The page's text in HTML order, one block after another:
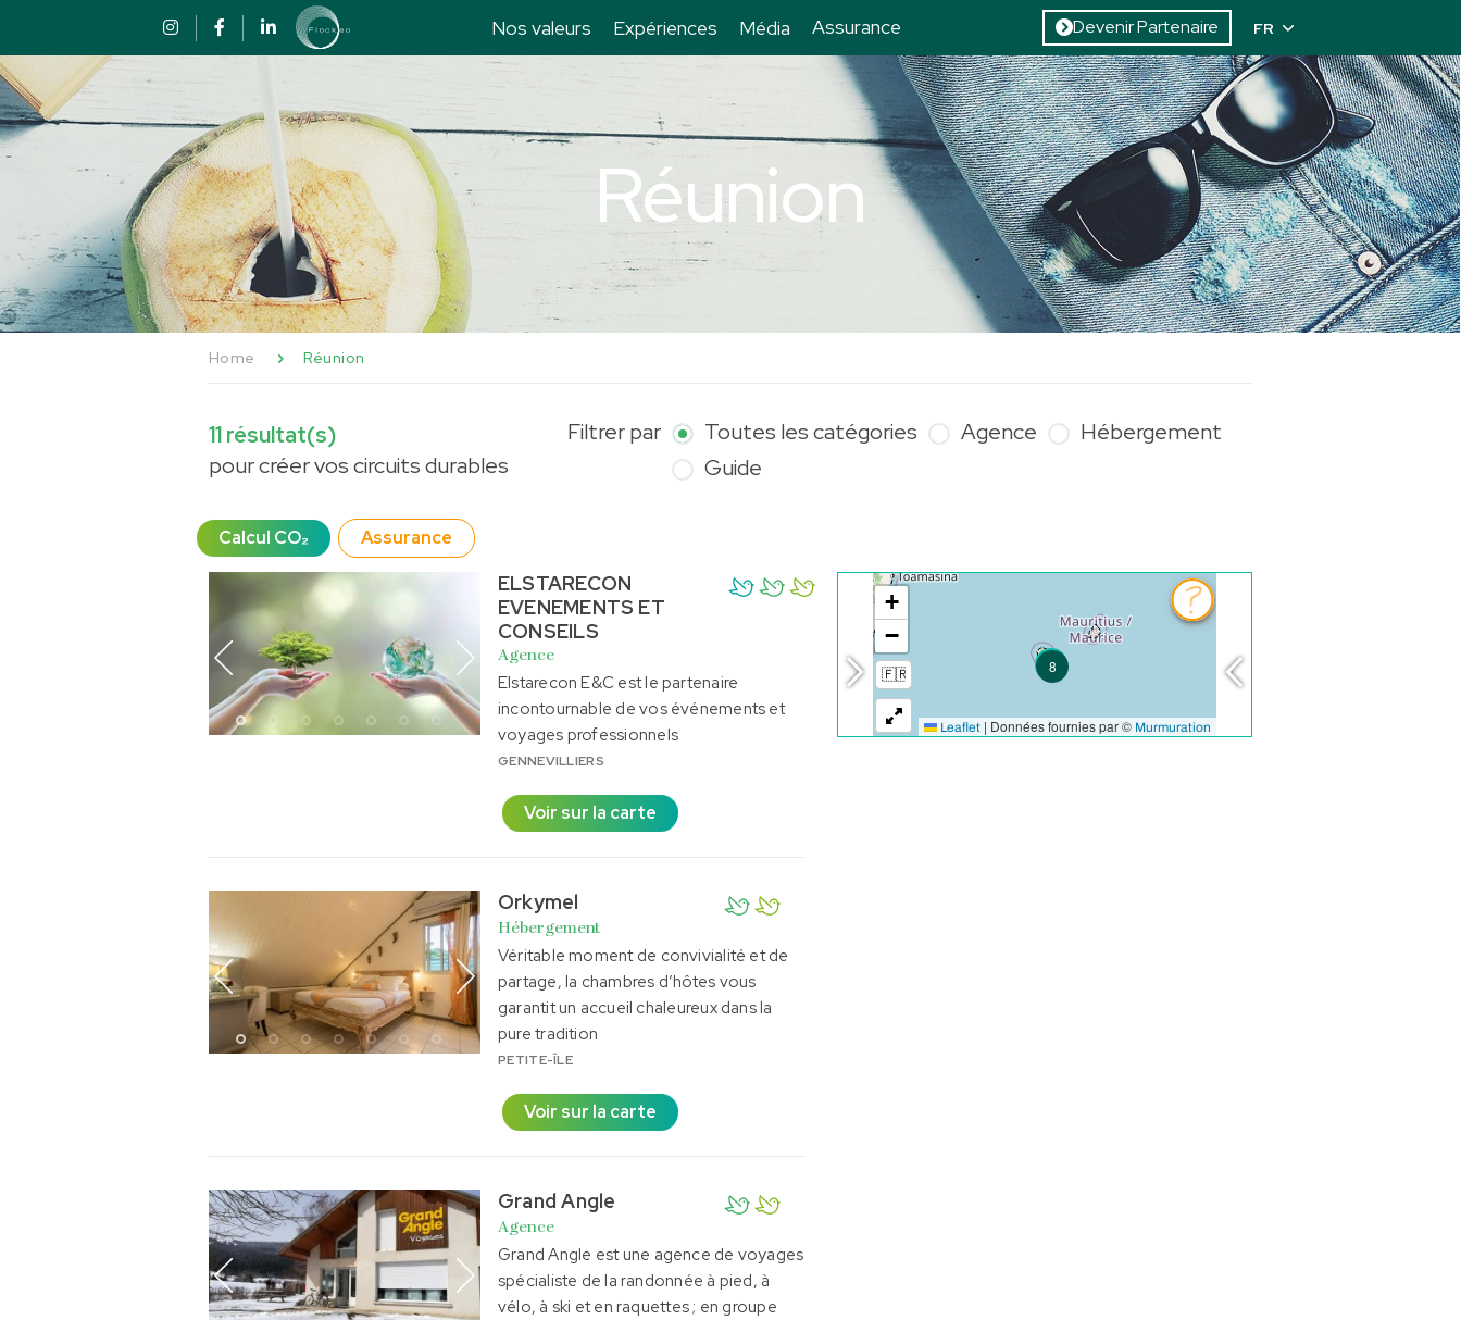
Nos valeurs Expériences Média Assurance Devenir Partenaire FR
Réunion
Home Réunion
11résultat(s)
pour créer vos circuits durables
Filtrer par Toutes les catégories Agence
Hébergement
Guide
Calcul CO₂ Assurance
ELSTARECON
EVENEMENTS ET
CONSEILS
Agence
Elstarecon E&C est le partenaire
incontournable de vos événements et
voyages professionnels
GENNEVILLIERS
Voir sur la carte
Orkymel
Hébergement
Véritable moment de convivialité et de
partage, la chambres d’hôtes vous
garantit un accueil chaleureux dans la
pure tradition
PETITE-ÎLE
Voir sur la carte
Grand Angle
Agence
Grand Angle est une agence de voyages
spécialiste de la randonnée à pied, à
vélo, à ski et en raquettes ; en groupe
Panneau de gestion des cookies